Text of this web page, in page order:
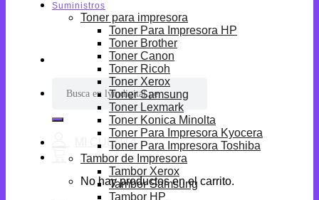
por:
No hay productos en el carrito.
Suministros
Toner para impresora
Toner Para Impresora HP
Toner Brother
Toner Canon
Toner Ricoh
Toner Xerox
Toner Samsung
Toner Lexmark
Toner Konica Minolta
Toner Para Impresora Kyocera
Toner Para Impresora Toshiba
Tambor de Impresora
Tambor Xerox
Tambor Samsung
Tambor HP